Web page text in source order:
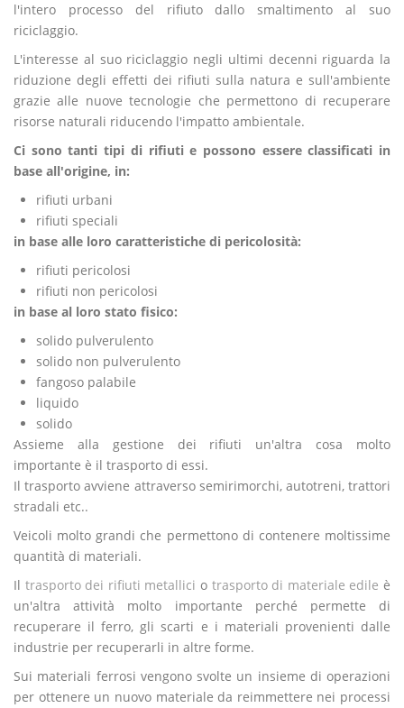
l'intero processo del rifiuto dallo smaltimento al suo
riciclaggio.
L'interesse al suo riciclaggio negli ultimi decenni riguarda la
riduzione degli effetti dei rifiuti sulla natura e sull'ambiente
grazie alle nuove tecnologie che permettono di recuperare
risorse naturali riducendo l'impatto ambientale.
Ci sono tanti tipi di rifiuti e possono essere classificati in
base all'origine, in:
rifiuti urbani
rifiuti speciali
in base alle loro caratteristiche di pericolosità:
rifiuti pericolosi
rifiuti non pericolosi
in base al loro stato fisico:
solido pulverulento
solido non pulverulento
fangoso palabile
liquido
solido
Assieme alla gestione dei rifiuti un'altra cosa molto
importante è il trasporto di essi.
Il trasporto avviene attraverso semirimorchi, autotreni, trattori
stradali etc..
Veicoli molto grandi che permettono di contenere moltissime
quantità di materiali.
Il trasporto dei rifiuti metallici o trasporto di materiale edile è
un'altra attività molto importante perché permette di
recuperare il ferro, gli scarti e i materiali provenienti dalle
industrie per recuperarli in altre forme.
Sui materiali ferrosi vengono svolte un insieme di operazioni
per ottenere un nuovo materiale da reimmettere nei processi